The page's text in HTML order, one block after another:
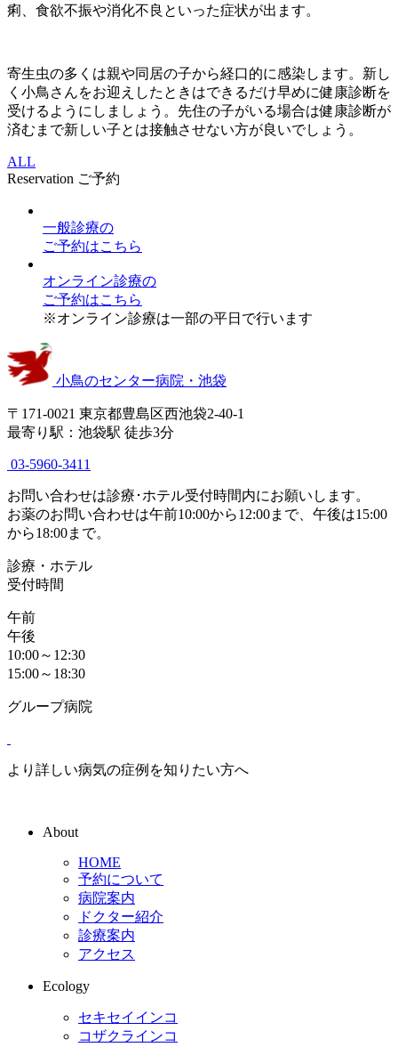
痢、食欲不振や消化不良といった症状が出ます。
寄生虫の多くは親や同居の子から経口的に感染します。新し
く小鳥さんをお迎えしたときはできるだけ早めに健康診断を
受けるようにしましょう。先住の子がいる場合は健康診断が
済むまで新しい子とは接触させない方が良いでしょう。
ALL
Reservation ご予約
一般診療の
ご予約はこちら
オンライン診療の
ご予約はこちら
※オンライン診療は一部の平日で行います
小鳥のセンター病院・池袋
〒171-0021 東京都豊島区西池袋2-40-1
最寄り駅：池袋駅 徒歩3分
03-5960-3411
お問い合わせは診療･ホテル受付時間内にお願いします。
お薬のお問い合わせは午前10:00から12:00まで、午後は15:00
から18:00まで。
診療・ホテル
受付時間
午前
午後
10:00～12:30
15:00～18:30
グループ病院
より詳しい病気の症例を知りたい方へ
About
HOME
予約について
病院案内
ドクター紹介
診療案内
アクセス
Ecology
セキセイインコ
コザクラインコ